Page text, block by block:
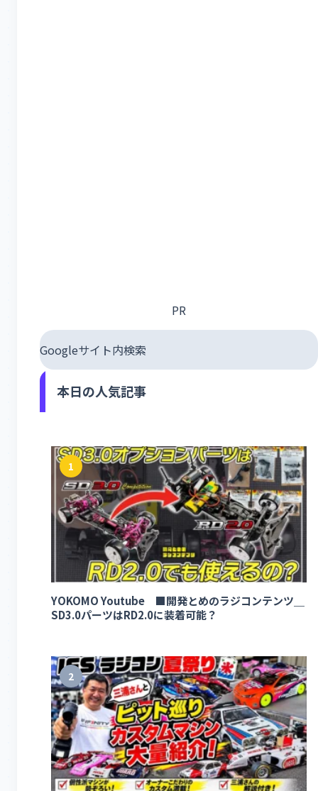
PR
Googleサイト内検索
本日の人気記事
1
YOKOMO Youtube ■開発とめのラジコンテンツ＿
SD3.0パーツはRD2.0に装着可能？
2